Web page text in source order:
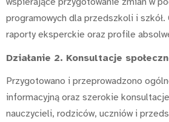
programowych dla przedszkoli i szkół.
raporty eksperckie oraz profile
Działanie 2. Konsultacje
Przygotowano i przeprowadzono
informacyjną oraz szerokie
nauczycieli, rodziców, uczniów i